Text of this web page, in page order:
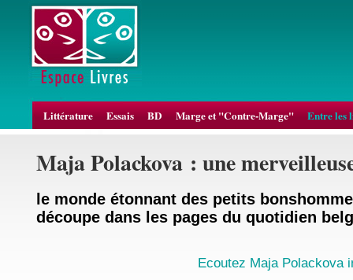
Littérature Essais BD Marge et "Contre-Marge" Entre les
Maja Polackova : une
le monde étonnant des petits
découpe dans les pages du quotidien
Ecoutez Maja Polackova